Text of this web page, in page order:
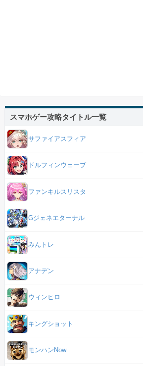
スマホゲー攻略タイトル一覧
サファイアスフィア
ドルフィンウェーブ
ファンキルスリスタ
Gジェネエターナル
みんトレ
アナデン
ウィンヒロ
キングショット
モンハンNow